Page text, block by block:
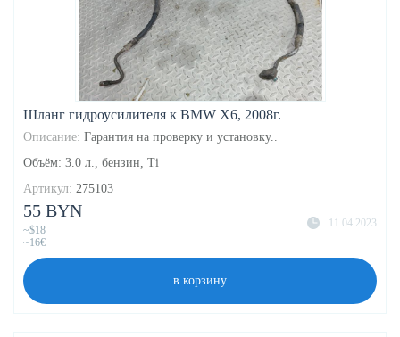
Шланг гидроусилителя к BMW X6, 2008г.
Описание: Гарантия на проверку и установку..
Объём: 3.0 л., бензин, Ti
Артикул: 275103
11.04.2023
55 BYN
~$18
~16€
в корзину